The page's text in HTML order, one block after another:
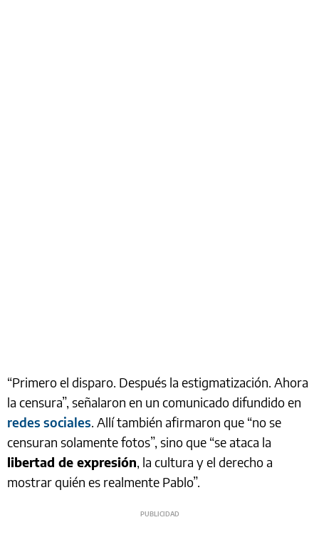
“Primero el disparo. Después la estigmatización. Ahora
la censura”, señalaron en un comunicado difundido en
redes sociales. Allí también afirmaron que “no se
censuran solamente fotos”, sino que “se ataca la
libertad de expresión, la cultura y el derecho a
mostrar quién es realmente Pablo”.